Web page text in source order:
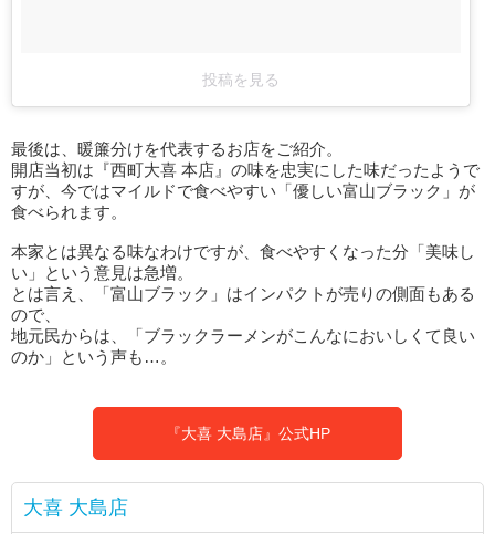
投稿を見る
最後は、暖簾分けを代表するお店をご紹介。
開店当初は『西町大喜 本店』の味を忠実にした味だったようで
すが、今ではマイルドで食べやすい「優しい富山ブラック」が
食べられます。
本家とは異なる味なわけですが、食べやすくなった分「美味し
い」という意見は急増。
とは言え、「富山ブラック」はインパクトが売りの側面もある
ので、
地元民からは、「ブラックラーメンがこんなにおいしくて良い
のか」という声も…。
『大喜 大島店』公式HP
大喜 大島店